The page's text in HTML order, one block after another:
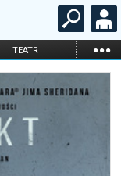
TEATR ...
KARNETY